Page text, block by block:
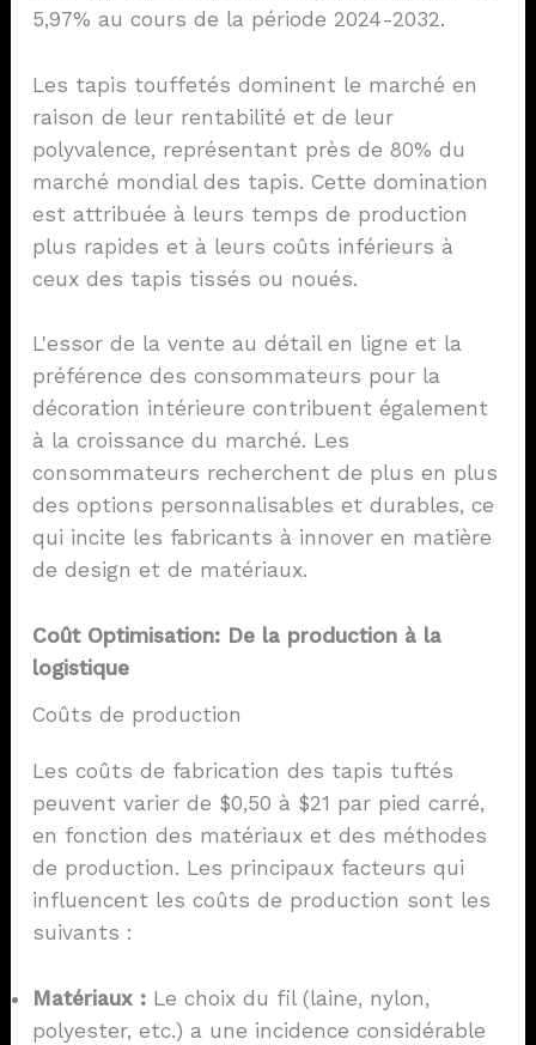
5,97% au cours de la période 2024-2032.
Les tapis touffetés dominent le marché en
raison de leur rentabilité et de leur
polyvalence, représentant près de 80% du
marché mondial des tapis. Cette domination
est attribuée à leurs temps de production
plus rapides et à leurs coûts inférieurs à
ceux des tapis tissés ou noués.
L'essor de la vente au détail en ligne et la
préférence des consommateurs pour la
décoration intérieure contribuent également
à la croissance du marché. Les
consommateurs recherchent de plus en plus
des options personnalisables et durables, ce
qui incite les fabricants à innover en matière
de design et de matériaux.
Coût Optimisation: De la production à la
logistique
Coûts de production
Les coûts de fabrication des tapis tuftés
peuvent varier de $0,50 à $21 par pied carré,
en fonction des matériaux et des méthodes
de production. Les principaux facteurs qui
influencent les coûts de production sont les
suivants :
Matériaux :Le choix du fil (laine, nylon,
polyester, etc.) a une incidence considérable